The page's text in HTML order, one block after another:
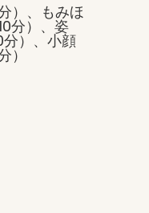
）、もみほ
分）、姿
分）、小顔
）